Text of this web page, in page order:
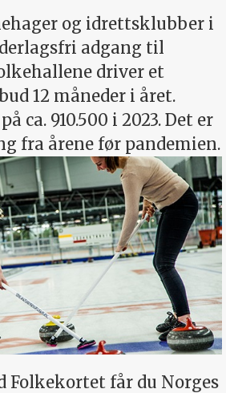
og idrettsklubber i
adgang til
driver et
12 måneder i året.
ca. 910.500 i 2023. Det er
fra årene før pandemien.
Folkekortet får du Norges